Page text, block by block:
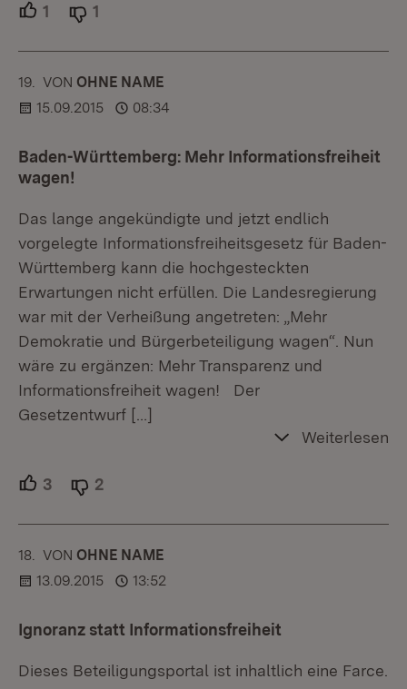
1 Unterstützer.
1
19. KOMMENTAR
VON :OHNE NAME
15.09.2015
08:34
Baden-Württemberg: Mehr Informationsfreiheit
wagen!
Das lange angekündigte und jetzt endlich
vorgelegte Informationsfreiheitsgesetz für Baden-
Württemberg kann die hochgesteckten
Erwartungen nicht erfüllen. Die Landesregierung
war mit der Verheißung angetreten: „Mehr
Demokratie und Bürgerbeteiligung wagen“. Nun
wäre zu ergänzen: Mehr Transparenz und
Informationsfreiheit wagen! Der
Gesetzentwurf […]
Weiterlesen
3 Unterstützer.
2
18. KOMMENTAR
VON :OHNE NAME
13.09.2015
13:52
Ignoranz statt Informationsfreiheit
Dieses Beteiligungsportal ist inhaltlich eine Farce.